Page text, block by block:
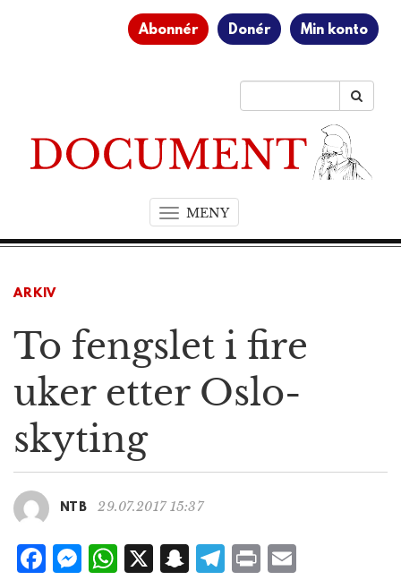
Abonnér Donér Min konto
MENYT
o
n
a
i
i
ARKIV
To fengslet i fire
uker etter Oslo-
skyting
NTB 29.07.2017 15:37
F
M W X S
T P